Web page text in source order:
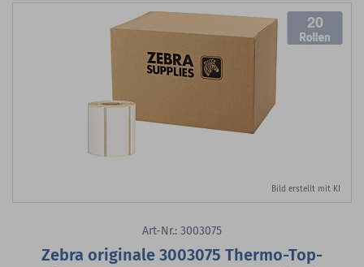
Bild erstellt mit KI
20
Art-Nr.: 3003075
Zebra originale 3003075 Thermo-Top-